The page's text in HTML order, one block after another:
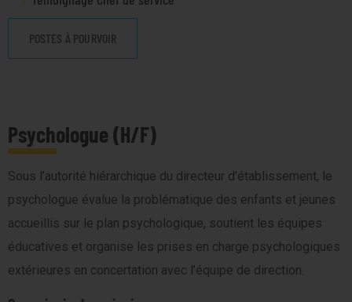
POSTES À POURVOIR
Psychologue (H/F)
Sous l’autorité hiérarchique du directeur d’établissement, le
psychologue évalue la problématique des enfants et jeunes
accueillis sur le plan psychologique, soutient les équipes
éducatives et organise les prises en charge psychologiques
extérieures en concertation avec l’équipe de direction.